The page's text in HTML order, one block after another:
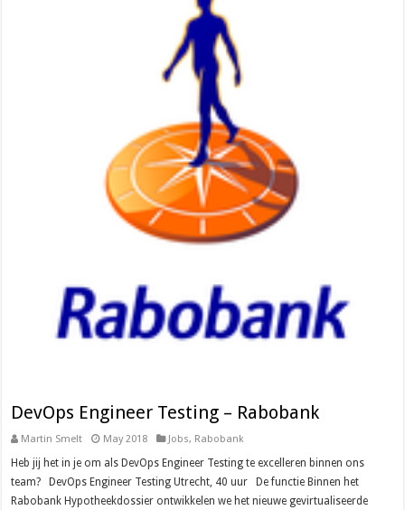
DevOps Engineer Testing – Rabobank
Martin Smelt May 2018 Jobs, Rabobank
Heb jij het in je om als DevOps Engineer Testing te excelleren binnen ons
team? DevOps Engineer Testing Utrecht, 40 uur De functie Binnen het
Rabobank Hypotheekdossier ontwikkelen we het nieuwe gevirtualiseerde